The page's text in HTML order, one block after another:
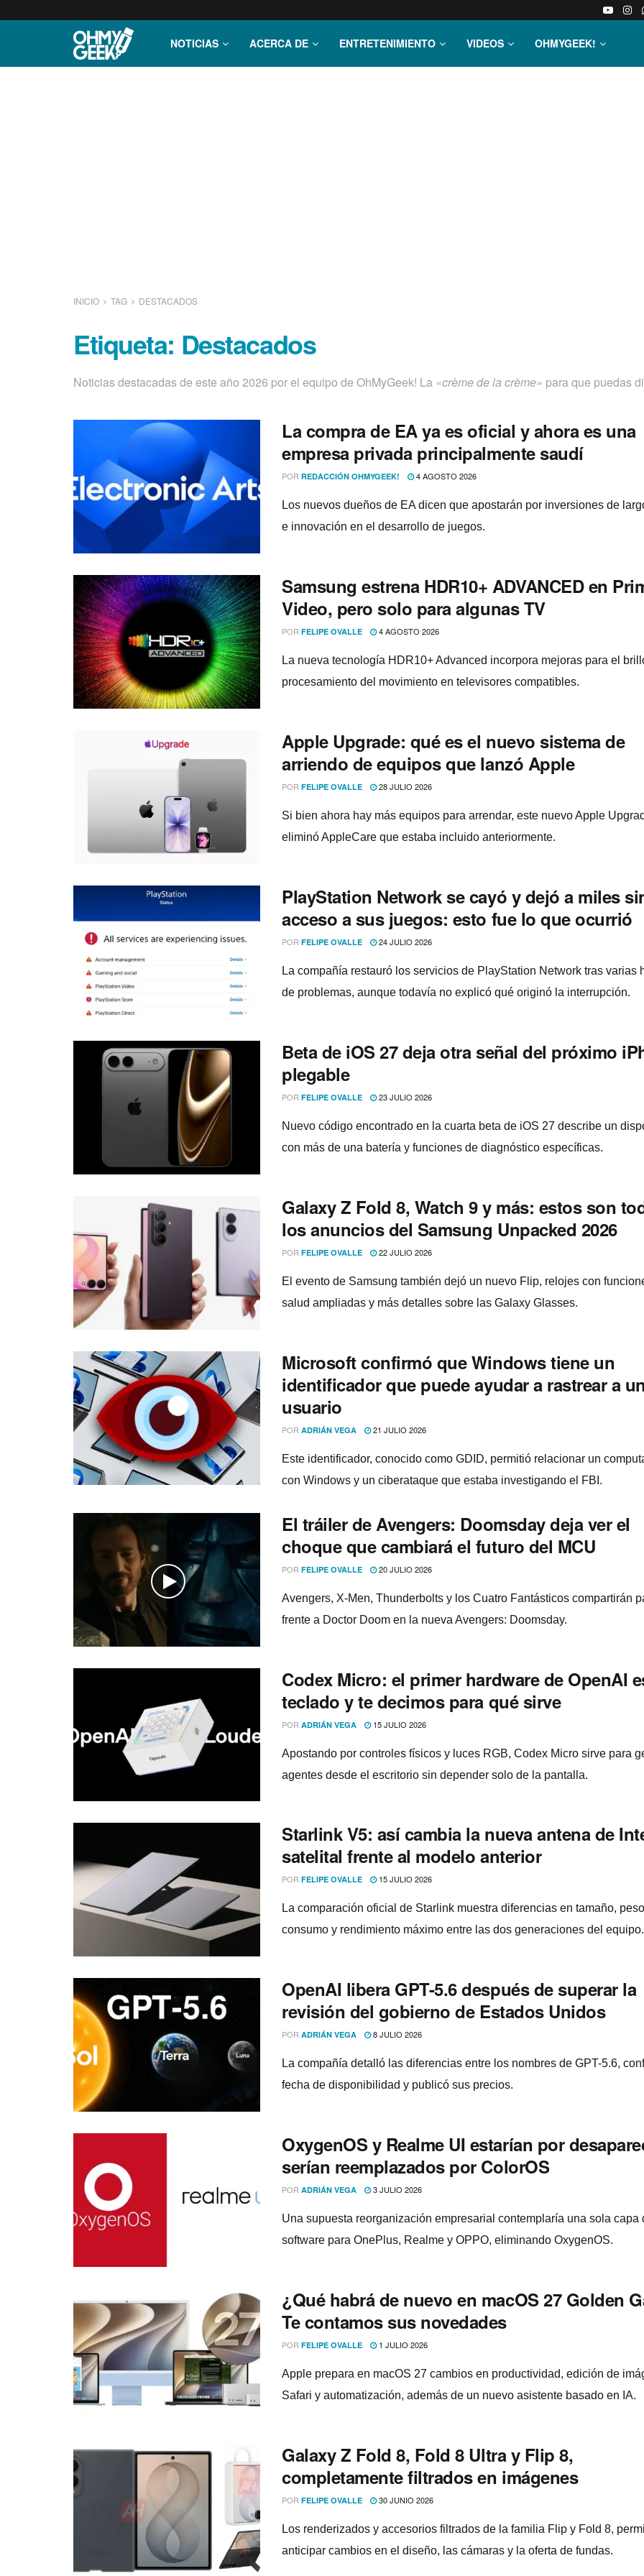
NOTICIAS ACERCA DE ENTRETENIMIENTO VIDEOS OHMYGEEK!
INICIO TAG DESTACADOS
Etiqueta: Destacados
Noticias destacadas de este año 2026 por el equipo de OhMyGeek! La «crème de la crème» para que puedas
La compra de EA ya es oficial y ahora es una
empresa privada principalmente saudí
POR REDACCIÓN OHMYGEEK! 4 AGOSTO 2026
Los nuevos dueños de EA dicen que apostarán por inversiones de
e innovación en el desarrollo de juegos.
Samsung estrena HDR10+ ADVANCED en
Video, pero solo para algunas TV
POR FELIPE OVALLE 4 AGOSTO 2026
La nueva tecnología HDR10+ Advanced incorpora mejoras para el
procesamiento del movimiento en televisores compatibles.
Apple Upgrade: qué es el nuevo sistema de
arriendo de equipos que lanzó Apple
POR FELIPE OVALLE 28 JULIO 2026
Si bien ahora hay más equipos para arrendar, este nuevo Apple
eliminó AppleCare que estaba incluido anteriormente.
PlayStation Network se cayó y dejó a miles
acceso a sus juegos: esto fue lo que ocurrió
POR FELIPE OVALLE 24 JULIO 2026
La compañía restauró los servicios de PlayStation Network tras varias
de problemas, aunque todavía no explicó qué originó la interrupción.
Beta de iOS 27 deja otra señal del próximo
plegable
POR FELIPE OVALLE 23 JULIO 2026
Nuevo código encontrado en la cuarta beta de iOS 27 describe un
con más de una batería y funciones de diagnóstico específicas.
Galaxy Z Fold 8, Watch 9 y más: estos son
los anuncios del Samsung Unpacked 2026
POR FELIPE OVALLE 22 JULIO 2026
El evento de Samsung también dejó un nuevo Flip, relojes con
salud ampliadas y más detalles sobre las Galaxy Glasses.
Microsoft confirmó que Windows tiene un
identificador que puede ayudar a rastrear a un
usuario
POR ADRIÁN VEGA 21 JULIO 2026
Este identificador, conocido como GDID, permitió relacionar un
con Windows y un ciberataque que estaba investigando el FBI.
El tráiler de Avengers: Doomsday deja ver el
choque que cambiará el futuro del MCU
POR FELIPE OVALLE 20 JULIO 2026
Avengers, X-Men, Thunderbolts y los Cuatro Fantásticos compartirán
frente a Doctor Doom en la nueva Avengers: Doomsday.
Codex Micro: el primer hardware de OpenAI
teclado y te decimos para qué sirve
POR ADRIÁN VEGA 15 JULIO 2026
Apostando por controles físicos y luces RGB, Codex Micro sirve para
agentes desde el escritorio sin depender solo de la pantalla.
Starlink V5: así cambia la nueva antena de
satelital frente al modelo anterior
POR FELIPE OVALLE 15 JULIO 2026
La comparación oficial de Starlink muestra diferencias en tamaño,
consumo y rendimiento máximo entre las dos generaciones del equipo.
OpenAI libera GPT-5.6 después de superar la
revisión del gobierno de Estados Unidos
POR ADRIÁN VEGA 8 JULIO 2026
La compañía detalló las diferencias entre los nombres de GPT-5.6,
fecha de disponibilidad y publicó sus precios.
OxygenOS y Realme UI estarían por
serían reemplazados por ColorOS
POR ADRIÁN VEGA 3 JULIO 2026
Una supuesta reorganización empresarial contemplaría una sola capa
software para OnePlus, Realme y OPPO, eliminando OxygenOS.
¿Qué habrá de nuevo en macOS 27 Golden
Te contamos sus novedades
POR FELIPE OVALLE 1 JULIO 2026
Apple prepara en macOS 27 cambios en productividad, edición de
Safari y automatización, además de un nuevo asistente basado en IA.
Galaxy Z Fold 8, Fold 8 Ultra y Flip 8,
completamente filtrados en imágenes
POR FELIPE OVALLE 30 JUNIO 2026
Los renderizados y accesorios filtrados de la familia Flip y Fold 8,
anticipar cambios en el diseño, las cámaras y la oferta de fundas.